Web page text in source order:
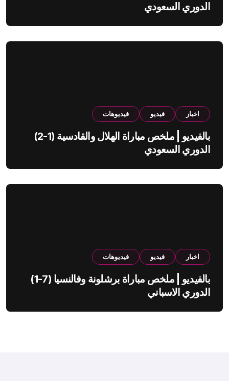
الدوري السعودي
اخبار فيديو فيديوهات
بالفيديو | ملخص مباراة الهلال والقادسية (1-2)
الدوري السعودي
اخبار فيديو فيديوهات
بالفيديو | ملخص مباراة برشلونة وفالنسيا (7-1)
الدوري الاسباني